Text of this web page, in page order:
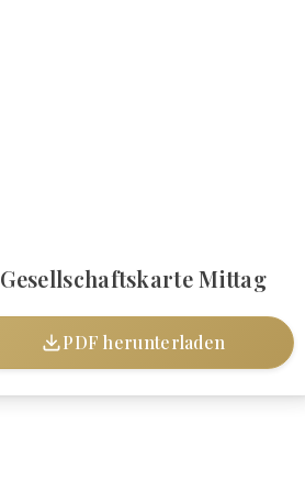
Gesellschaftskarte Mittag
PDF herunterladen